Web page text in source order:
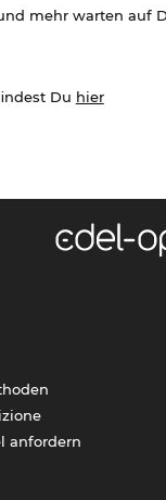
mehr warten auf
Du hier
anfordern